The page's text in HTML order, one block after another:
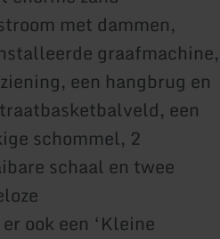
met dammen,
graafmachine,
een hangbrug en
een
schommel, 2
schaal en twee
ook een ‘Kleine